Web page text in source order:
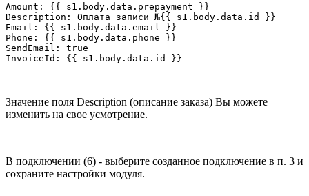
Amount: {{ s1.body.data.prepayment }}
Description: Оплата записи №{{ s1.body.data.id }}
Email: {{ s1.body.data.email }}
Phone: {{ s1.body.data.phone }}
SendEmail: true
InvoiceId: {{ s1.body.data.id }}
Значение поля Description (описание заказа) Вы можете
изменить на свое усмотрение.
В подключении (6) - выберите созданное подключение в п. 3 и
сохраните настройки модуля.